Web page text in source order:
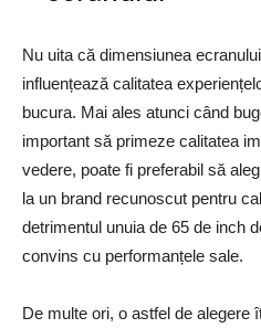
Nu uita că dimensiunea
influențează calitatea
bucura. Mai ales atunci când
important să primeze calitatea
vedere, poate fi preferabil să
la un brand recunoscut pentru
detrimentul unuia de 65 de inch
convins cu performanțele sale.
De multe ori, o astfel de alegere